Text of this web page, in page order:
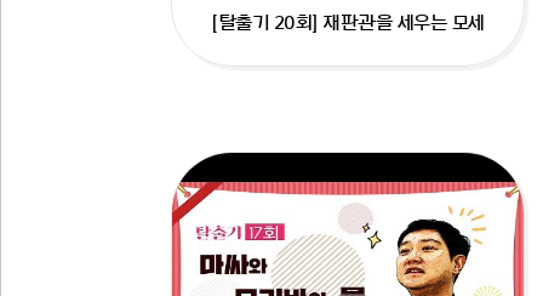
[탈출기 20회] 재판관을 세우는 모세